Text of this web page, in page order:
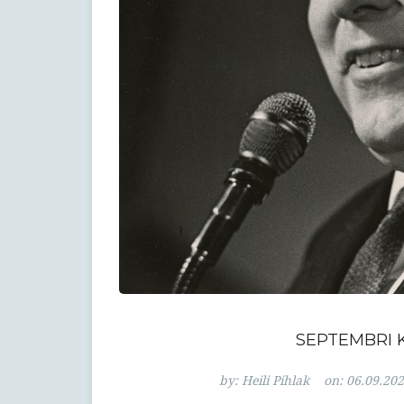
SEPTEMBRI
by: Heili Pihlak on: